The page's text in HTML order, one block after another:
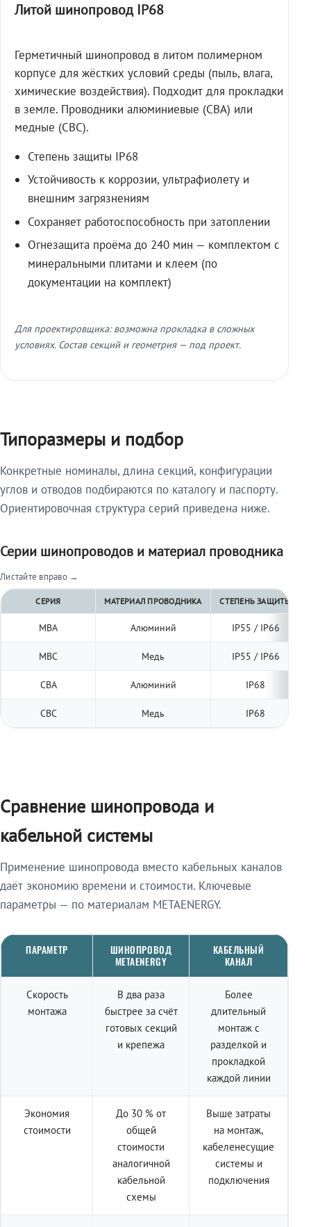
Литой шинопровод IP68
Герметичный шинопровод в литом полимерном
корпусе для жёстких условий среды (пыль, влага,
химические воздействия). Подходит для прокладки
в земле. Проводники алюминиевые (СВА) или
медные (СВС).
Степень защиты IP68
Устойчивость к коррозии, ультрафиолету и
внешним загрязнениям
Сохраняет работоспособность при затоплении
Огнезащита проёма до 240 мин — комплектом с
минеральными плитами и клеем (по
документации на комплект)
Для проектировщика: возможна прокладка в сложных
условиях. Состав секций и геометрия — под проект.
Типоразмеры и подбор
Конкретные номиналы, длина секций, конфигурации
углов и отводов подбираются по каталогу и паспорту.
Ориентировочная структура серий приведена ниже.
Серии шинопроводов и материал проводника
Листайте вправо →
СЕРИЯ МАТЕРИАЛ ПРОВОДНИКА СТЕПЕНЬ ЗАЩИТЫ
МВА Алюминий IP55 / IP66
МВС Медь IP55 / IP66
СВА Алюминий IP68
СВС Медь IP68
Сравнение шинопровода и
кабельной системы
Применение шинопровода вместо кабельных каналов
даёт экономию времени и стоимости. Ключевые
параметры — по материалам METAENERGY.
ПАРАМЕТР
ШИНОПРОВОД
METAENERGY
КАБЕЛЬНЫЙ
КАНАЛ
Скорость
монтажа
В два раза
быстрее за счёт
готовых секций
и крепежа
Более
длительный
монтаж с
разделкой и
прокладкой
каждой линии
Экономия
стоимости
До 30 % от
общей
стоимости
аналогичной
кабельной
схемы
Выше затраты
на монтаж,
кабеленесущие
системы и
подключения